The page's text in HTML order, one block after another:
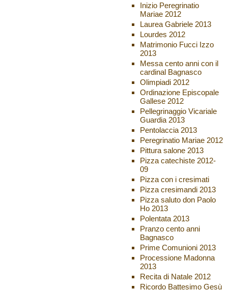
Inizio Peregrinatio
Mariae 2012
Laurea Gabriele 2013
Lourdes 2012
Matrimonio Fucci Izzo
2013
Messa cento anni con il
cardinal Bagnasco
Olimpiadi 2012
Ordinazione Episcopale
Gallese 2012
Pellegrinaggio Vicariale
Guardia 2013
Pentolaccia 2013
Peregrinatio Mariae 2012
Pittura salone 2013
Pizza catechiste 2012-
09
Pizza con i cresimati
Pizza cresimandi 2013
Pizza saluto don Paolo
Ho 2013
Polentata 2013
Pranzo cento anni
Bagnasco
Prime Comunioni 2013
Processione Madonna
2013
Recita di Natale 2012
Ricordo Battesimo Gesù